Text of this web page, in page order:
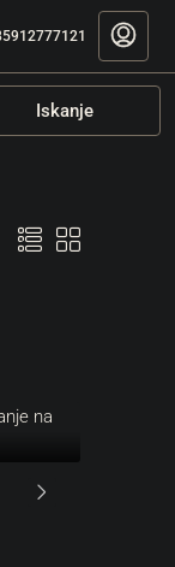
Iskanje